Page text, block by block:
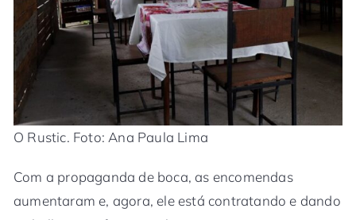
O Rustic. Foto: Ana Paula Lima
Com a propaganda de boca, as encomendas
aumentaram e, agora, ele está contratando e dando